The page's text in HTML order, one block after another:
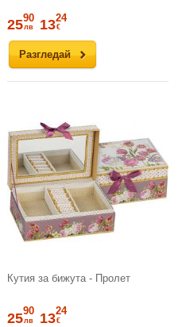
Разгледай
2590
лв 1324
€
Кутия за бижута - Пролет
2590
лв 1324
€